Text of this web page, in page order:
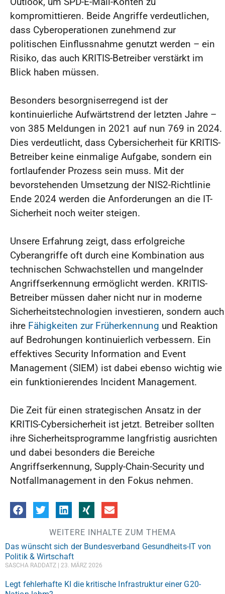
kompromittieren. Beide Angriffe verdeutlichen,
dass Cyberoperationen zunehmend zur
politischen Einflussnahme genutzt werden – ein
Risiko, das auch KRITIS-Betreiber verstärkt im
Blick haben müssen.
Besonders besorgniserregend ist der
kontinuierliche Aufwärtstrend der letzten Jahre –
von 385 Meldungen in 2021 auf nun 769 in 2024.
Dies verdeutlicht, dass Cybersicherheit für KRITIS-
Betreiber keine einmalige Aufgabe, sondern ein
fortlaufender Prozess sein muss. Mit der
bevorstehenden Umsetzung der NIS2-Richtlinie
Ende 2024 werden die Anforderungen an die IT-
Sicherheit noch weiter steigen.
Unsere Erfahrung zeigt, dass erfolgreiche
Cyberangriffe oft durch eine Kombination aus
technischen Schwachstellen und mangelnder
Angriffserkennung ermöglicht werden. KRITIS-
Betreiber müssen daher nicht nur in moderne
Sicherheitstechnologien investieren, sondern auch
ihre Fähigkeiten zur Früherkennung und Reaktion
auf Bedrohungen kontinuierlich verbessern. Ein
effektives Security Information and Event
Management (SIEM) ist dabei ebenso wichtig wie
ein funktionierendes Incident Management.
Die Zeit für einen strategischen Ansatz in der
KRITIS-Cybersicherheit ist jetzt. Betreiber sollten
ihre Sicherheitsprogramme langfristig ausrichten
und dabei besonders die Bereiche
Angriffserkennung, Supply-Chain-Security und
Notfallmanagement in den Fokus nehmen.
WEITERE INHALTE ZUM THEMA
Das wünscht sich der Bundesverband Gesundheits-IT von
Politik & Wirtschaft
SASCHA RADDATZ 23. MÄRZ 2026
Legt fehlerhafte KI die kritische Infrastruktur einer G20-